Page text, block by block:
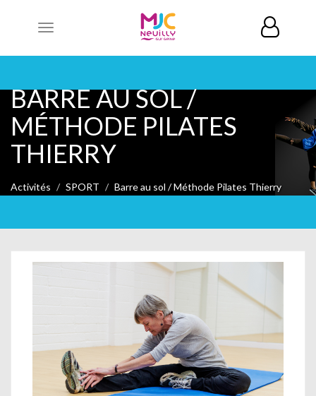
Toggle
BARRE AU SOL /
MÉTHODE PILATES
THIERRY
Activités SPORT Barre au sol / Méthode Pilates Thierry